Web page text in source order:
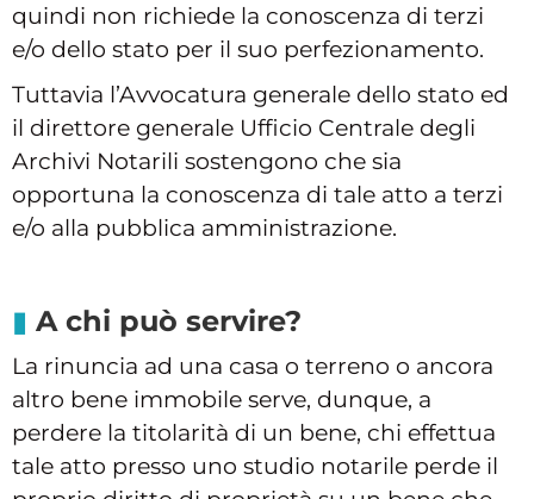
quindi non richiede la conoscenza di terzi
e/o dello stato per il suo perfezionamento.
Tuttavia l’Avvocatura generale dello stato ed
il direttore generale Ufficio Centrale degli
Archivi Notarili sostengono che sia
opportuna la conoscenza di tale atto a terzi
e/o alla pubblica amministrazione.
A chi può servire?
La rinuncia ad una casa o terreno o ancora
altro bene immobile serve, dunque, a
perdere la titolarità di un bene, chi effettua
tale atto presso uno studio notarile perde il